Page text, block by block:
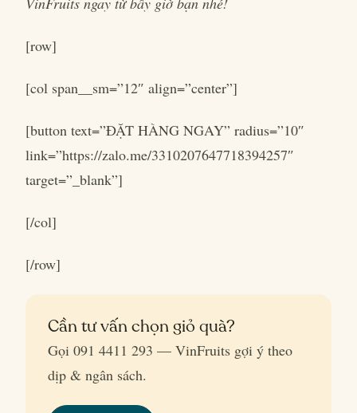
[row]
[col span__sm=”12″ align=”center”]
[button text=”ĐẶT HÀNG NGAY” radius=”10″
link=”https://zalo.me/3310207647718394257″
target=”_blank”]
[/col]
[/row]
Cần tư vấn chọn giỏ quà?
Gọi 091 4411 293 — VinFruits gợi ý theo
dịp & ngân sách.